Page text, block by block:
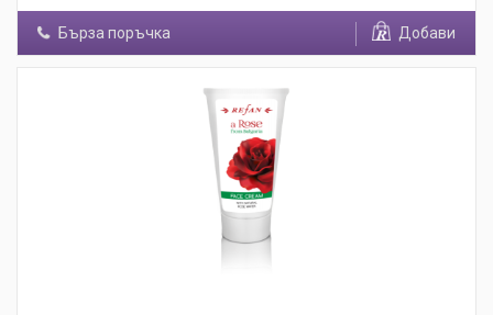
Бърза поръчка Добави